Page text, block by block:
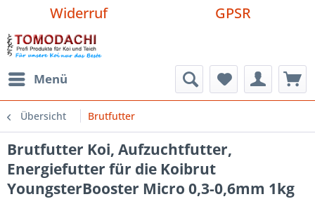
Widerruf GPSR
Menü
Übersicht Brutfutter
Brutfutter Koi, Aufzuchtfutter,
Energiefutter für die Koibrut
YoungsterBooster Micro 0,3-0,6mm 1kg